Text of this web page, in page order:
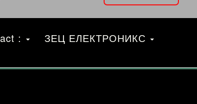
:
ЗЕЦ ЕЛЕКТРОНИКС